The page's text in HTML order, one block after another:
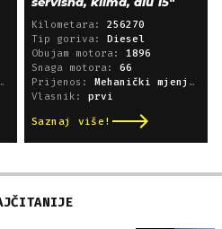
Kilometara: 256270
Tip goriva:
Diesel
Obujam motora: 1896
Snaga motora: 66
Prijenos:
Mehanički mjenjač
Vlasnik: prvi
Saznaj više!